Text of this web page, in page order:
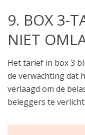
9. BOX 3-
NIET
Het tarief in box 3
de verwachting dat
verlaagd om de
beleggers te